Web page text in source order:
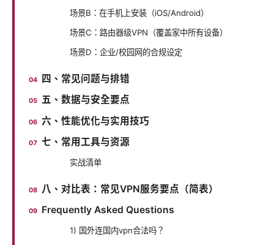
场景B：在手机上安装（iOS/Android）
场景C：路由器级VPN（覆盖家中所有设备）
场景D：企业/校园网的合规设定
四、常见问题与排错
五、数据与安全要点
六、性能优化与实用技巧
七、常用工具与资源
实战清单
八、对比表：常见VPN服务要点（简表）
Frequently Asked Questions
1) 国外连国内vpn合法吗？